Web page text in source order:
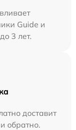
Guide и
3 лет.
доставит
обратно.